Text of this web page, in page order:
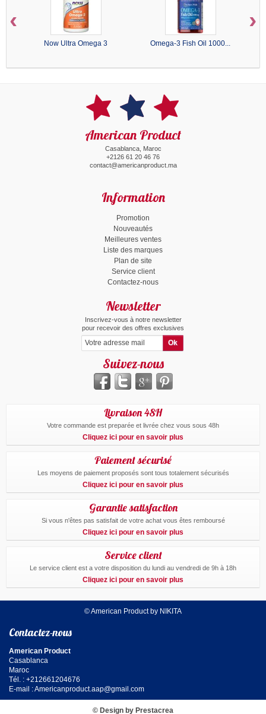
Now Ultra Omega 3 Omega-3 Fish Oil 1000...
‹ ›
American Product
Casablanca, Maroc
+2126 61 20 46 76
contact@americanproduct.ma
Information
Promotion
Nouveautés
Meilleures ventes
Liste des marques
Plan de site
Service client
Contactez-nous
Newsletter
Inscrivez-vous à notre newsletter
pour recevoir des offres exclusives
Suivez-nous
Livraison 48H
Votre commande est preparée et livrée chez vous sous 48h
Cliquez ici pour en savoir plus
Paiement sécurisé
Les moyens de paiement proposés sont tous totalement sécurisés
Cliquez ici pour en savoir plus
Garantie satisfaction
Si vous n'êtes pas satisfait de votre achat vous êtes remboursé
Cliquez ici pour en savoir plus
Service client
Le service client est a votre disposition du lundi au vendredi de 9h à 18h
Cliquez ici pour en savoir plus
© American Product by NIKITA
Contactez-nous
American Product
Casablanca
Maroc
Tél. : +212661204676
E-mail :Americanproduct.aap@gmail.com
© Design by Prestacrea